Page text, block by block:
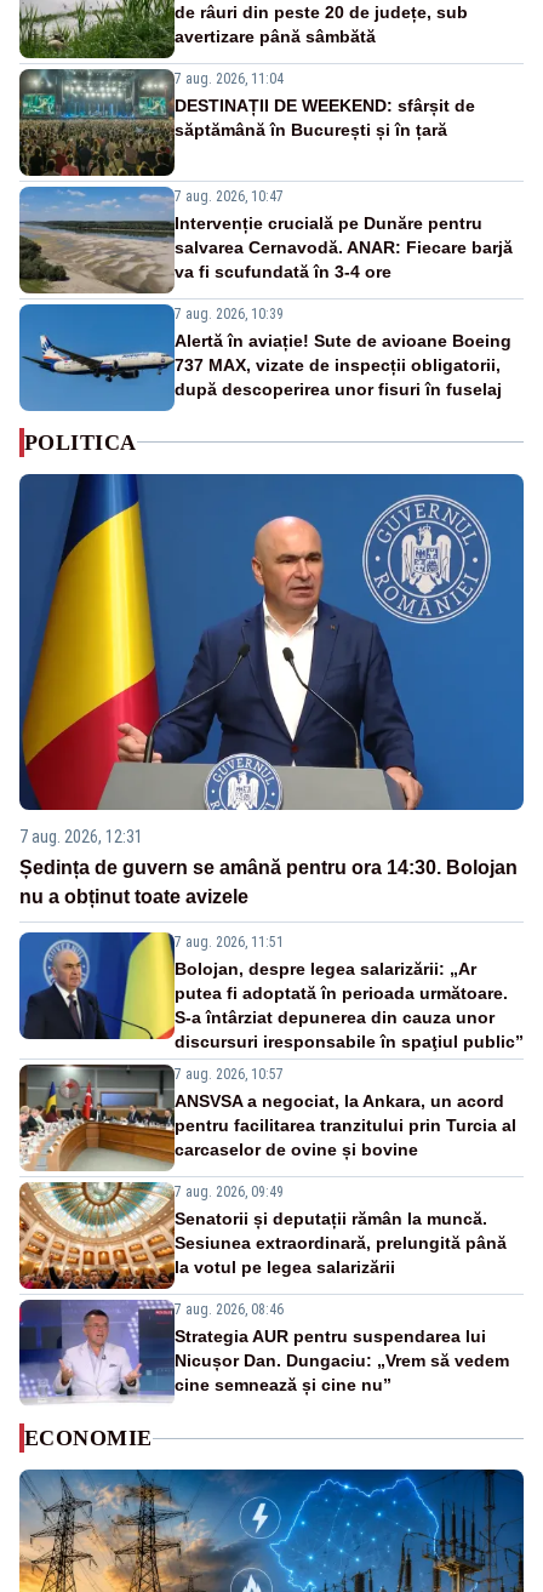
de râuri din peste 20 de județe, sub
avertizare până sâmbătă
7 aug. 2026, 11:04
DESTINAȚII DE WEEKEND: sfârșit de
săptămână în București și în țară
7 aug. 2026, 10:47
Intervenție crucială pe Dunăre pentru
salvarea Cernavodă. ANAR: Fiecare barjă
va fi scufundată în 3-4 ore
7 aug. 2026, 10:39
Alertă în aviație! Sute de avioane Boeing
737 MAX, vizate de inspecții obligatorii,
după descoperirea unor fisuri în fuselaj
POLITICA
7 aug. 2026, 12:31
Ședința de guvern se amână pentru ora 14:30. Bolojan
nu a obținut toate avizele
7 aug. 2026, 11:51
Bolojan, despre legea salarizării: „Ar
putea fi adoptată în perioada următoare.
S-a întârziat depunerea din cauza unor
discursuri iresponsabile în spaţiul public”
7 aug. 2026, 10:57
ANSVSA a negociat, la Ankara, un acord
pentru facilitarea tranzitului prin Turcia al
carcaselor de ovine și bovine
7 aug. 2026, 09:49
Senatorii și deputații rămân la muncă.
Sesiunea extraordinară, prelungită până
la votul pe legea salarizării
7 aug. 2026, 08:46
Strategia AUR pentru suspendarea lui
Nicușor Dan. Dungaciu: „Vrem să vedem
cine semnează și cine nu”
ECONOMIE